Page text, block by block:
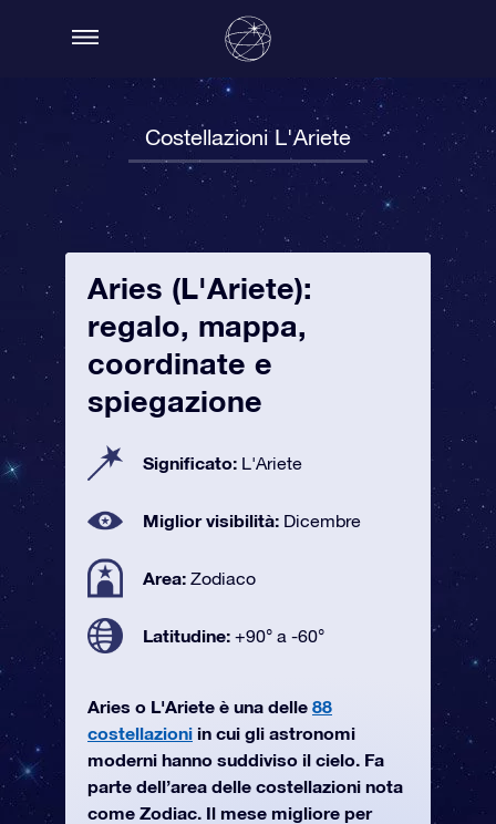
Costellazioni L'Ariete
Aries (L'Ariete):
regalo, mappa,
coordinate e
spiegazione
Significato: L'Ariete
Miglior visibilità: Dicembre
Area: Zodiaco
Latitudine: +90° a -60°
Aries o L'Ariete è una delle 88
costellazioni in cui gli astronomi
moderni hanno suddiviso il cielo. Fa
parte dell’area delle costellazioni nota
come Zodiac. Il mese migliore per